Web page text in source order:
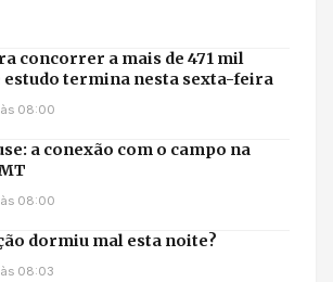
concorrer a mais de 471 mil
estudo termina nesta sexta-feira
08:00
a conexão com o campo na
08:00
dormiu mal esta noite?
08:03